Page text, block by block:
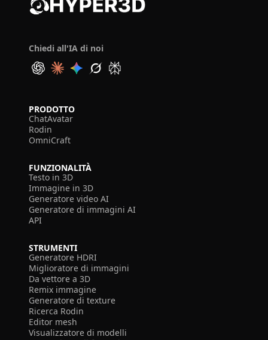
Chiedi all'IA di noi
PRODOTTO
ChatAvatar
Rodin
OmniCraft
FUNZIONALITÀ
Testo in 3D
Immagine in 3D
Generatore video AI
Generatore di immagini AI
API
STRUMENTI
Generatore HDRI
Miglioratore di immagini
Da vettore a 3D
Remix immagine
Generatore di texture
Ricerca Rodin
Editor mesh
Visualizzatore di modelli